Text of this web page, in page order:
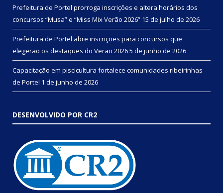
Prefeitura de Portel prorroga inscrições e altera horários dos
concursos “Musa” e “Miss Mix Verão 2026” 15 de julho de 2026
Prefeitura de Portel abre inscrições para concursos que
elegerão os destaques do Verão 20265 de junho de 2026
Capacitação em piscicultura fortalece comunidades ribeirinhas
de Portel 1 de junho de 2026
DESENVOLVIDO POR CR2